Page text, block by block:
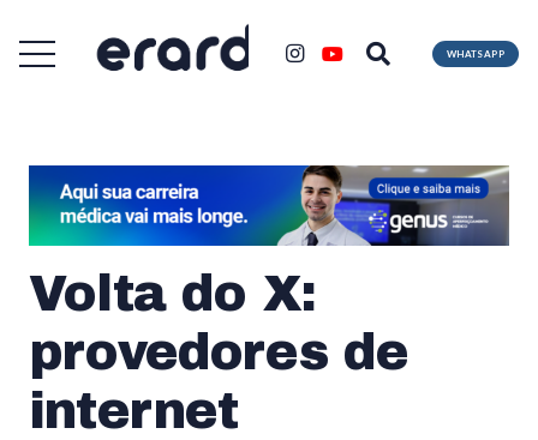
WHATSAPP
Volta do X:
provedores de
internet